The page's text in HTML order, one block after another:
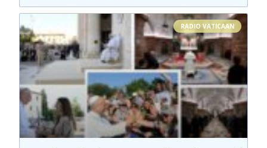
RADIO VATICAAN